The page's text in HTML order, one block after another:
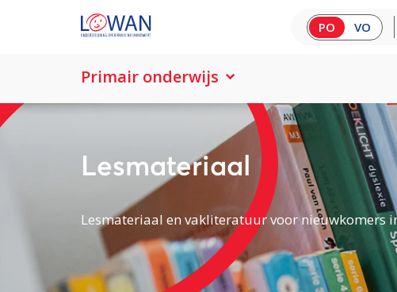
PO VO
Primair onderwijs
Lesmateriaal
Lesmateriaal en vakliteratuur voor nieuwkomers